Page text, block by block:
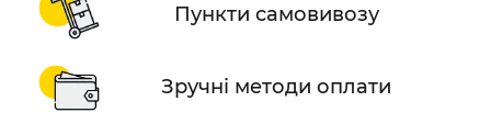
Пункти самовивозу
Зручні методи оплати